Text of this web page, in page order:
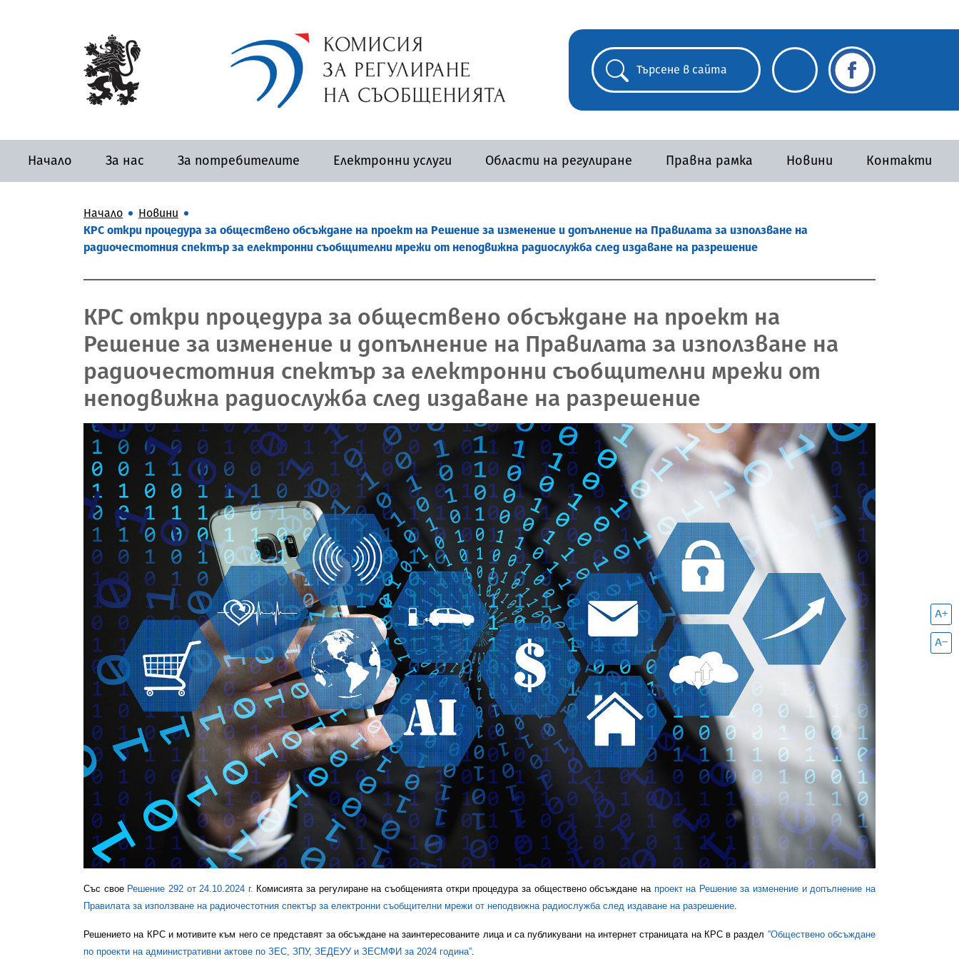
Начало За нас За потребителите Електронни услуги Области на регулиране Правна рамка Новини Контакти
Начало
Новини
КРС откри процедура за обществено обсъждане на проект на Решение за изменение и допълнение на Правилата за използване на
радиочестотния спектър за електронни съобщителни мрежи от неподвижна радиослужба след издаване на разрешение
КРС откри процедура за обществено обсъждане на проект на
Решение за изменение и допълнение на Правилата за използване на
радиочестотния спектър за електронни съобщителни мрежи от
неподвижна радиослужба след издаване на разрешение
Със свое Решение 292 от 24.10.2024 г. Комисията за регулиране на съобщенията откри процедура за обществено обсъждане на проект на Решение за изменение и допълнение на
Правилата за използване на радиочестотния спектър за електронни съобщителни мрежи от неподвижна радиослужба след издаване на разрешение
Решението на КРС и мотивите към него се представят за обсъждане на заинтересованите лица и са публикувани на интернет страницата на КРС в раздел ”Обществено обсъждане
по проекти на административни актове по ЗЕС, ЗПУ, ЗЕДЕУУ и ЗЕСМФИ за 2024 година”